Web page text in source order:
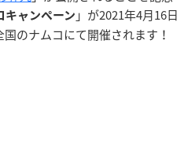
ャンペーン 」が2021年4月16日
のナムコにて開催されます！